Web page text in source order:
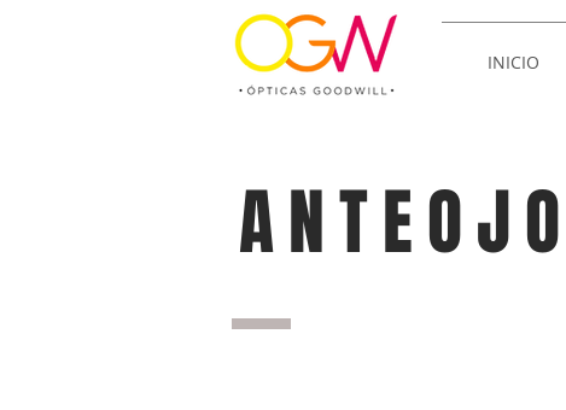
INICIO